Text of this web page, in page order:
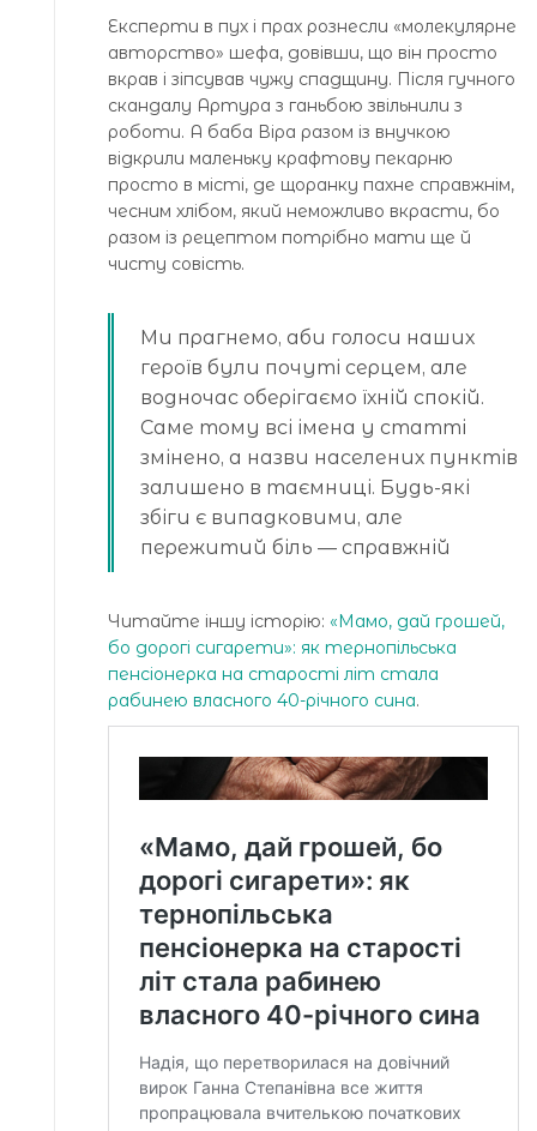
Експерти в пух і прах рознесли «молекулярне
авторство» шефа, довівши, що він просто
вкрав і зіпсував чужу спадщину. Після гучного
скандалу Артура з ганьбою звільнили з
роботи. А баба Віра разом із внучкою
відкрили маленьку крафтову пекарню
просто в місті, де щоранку пахне справжнім,
чесним хлібом, який неможливо вкрасти, бо
разом із рецептом потрібно мати ще й
чисту совість.
Ми прагнемо, аби голоси наших
героїв були почуті серцем, але
водночас оберігаємо їхній спокій.
Саме тому всі імена у статті
змінено, а назви населених пунктів
залишено в таємниці. Будь-які
збіги є випадковими, але
пережитий біль — справжній
Читайте іншу історію: «Мамо, дай грошей,
бо дорогі сигарети»: як тернопільська
пенсіонерка на старості літ стала
рабинею власного 40-річного сина.